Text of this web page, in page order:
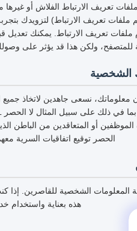
تعريف الارتباط الفلاش أو
ملفات تعريف الارتباط) لتزويدك
ملفات تعريف الارتباط. يمكنك
للمتصفح، ولكن هذا قد يؤثر على
الشخصية
نسعى جاهدين لاتخاذ جميع
الموظفين أو المتعاقدين من
الحصر توقيع اتفاقيات السرية
المعلومات الشخصية للقاصرين.
هذه بعناية واستخدام